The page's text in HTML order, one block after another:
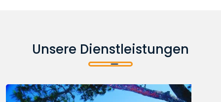
Unsere Dienstleistungen